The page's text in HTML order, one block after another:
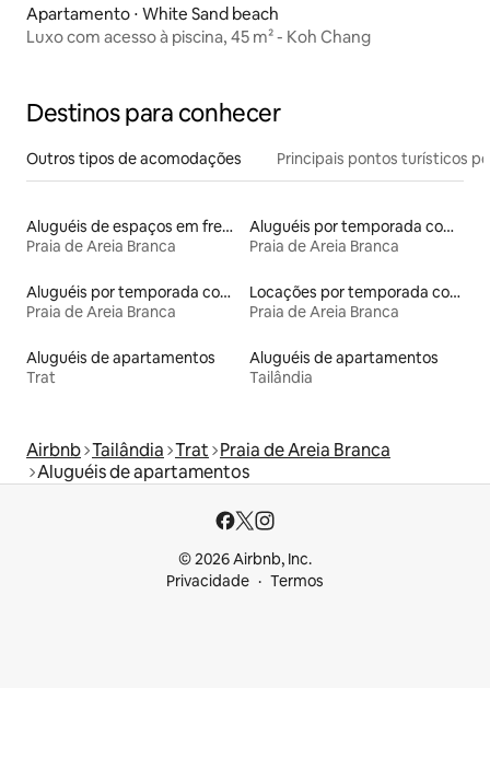
Apartamento ⋅ White Sand beach
Luxo com acesso à piscina, 45 m² - Koh Chang
Destinos para conhecer
Outros tipos de acomodações Principais pontos turísticos
Aluguéis de espaços em frente à praia
Praia de Areia Branca
Aluguéis por temporada com acesso à praia
Praia de Areia Branca
Aluguéis por temporada com café da manhã
Praia de Areia Branca
Locações por temporada com piscina
Praia de Areia Branca
Aluguéis de apartamentos
Trat
Aluguéis de apartamentos
Tailândia
Airbnb Tailândia Trat Praia de Areia Branca
Aluguéis de apartamentos
© 2026 Airbnb, Inc.
Privacidade
Termos